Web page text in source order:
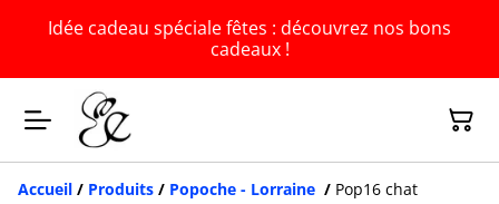
Idée cadeau spéciale fêtes : découvrez nos bons
cadeaux !
Accueil / Produits / Popoche - Lorraine / Pop16 chat